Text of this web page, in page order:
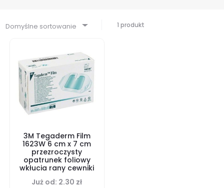
Domyślne sortowanie 1 produkt
3M Tegaderm Film
1623W 6 cm x 7 cm
przezroczysty
opatrunek foliowy
wkłucia rany cewniki
Już od: 2.30 zł